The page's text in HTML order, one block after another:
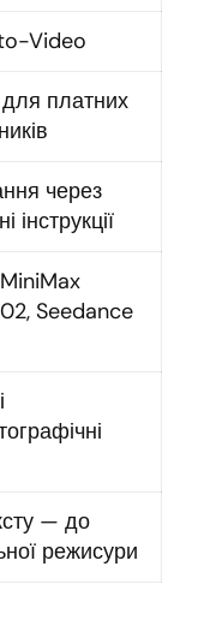
Video
для платних
через
інструкції
Seedance
— до
режисури